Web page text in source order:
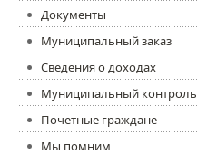
Документы
Муниципальный заказ
Сведения о доходах
Муниципальный контроль
Почетные граждане
Мы помним